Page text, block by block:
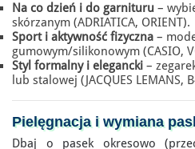
Na co dzień i do garnituru –
skórzanym (ADRIATICA, ORIENT).
Sport i aktywność fizyczna –
gumowym/silikonowym (CASIO,
Styl formalny i elegancki –
lub stalowej (JACQUES LEMANS,
Pielęgnacja iwymiana
Dbaj o pasek okresowo